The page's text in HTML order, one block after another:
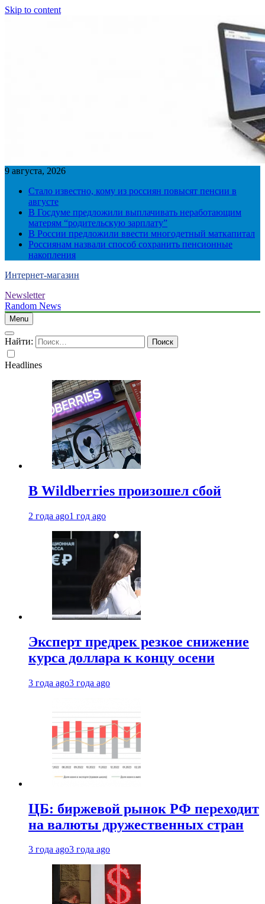
Skip to content
9 августа, 2026
Стало известно, кому из россиян повысят пенсии в
августе
В Госдуме предложили выплачивать неработающим
матерям “родительскую зарплату”
В России предложили ввести многодетный маткапитал
Россиянам назвали способ сохранить пенсионные
накопления
Интернет-магазин
Newsletter
Random News
Menu
Найти:
Headlines
В Wildberries произошел сбой
2 года ago1 год ago
Эксперт предрек резкое снижение
курса доллара к концу осени
3 года ago3 года ago
ЦБ: биржевой рынок РФ переходит
на валюты дружественных стран
3 года ago3 года ago